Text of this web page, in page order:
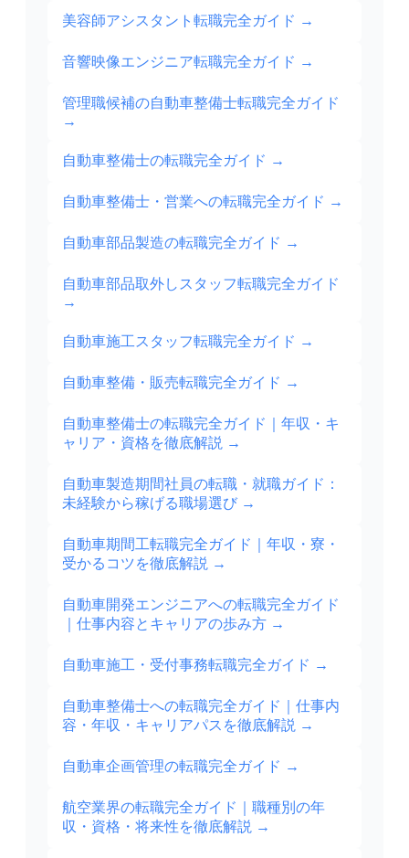
美容師アシスタント転職完全ガイド →
音響映像エンジニア転職完全ガイド →
管理職候補の自動車整備士転職完全ガイド
→
自動車整備士の転職完全ガイド →
自動車整備士・営業への転職完全ガイド →
自動車部品製造の転職完全ガイド →
自動車部品取外しスタッフ転職完全ガイド
→
自動車施工スタッフ転職完全ガイド →
自動車整備・販売転職完全ガイド →
自動車整備士の転職完全ガイド｜年収・キ
ャリア・資格を徹底解説 →
自動車製造期間社員の転職・就職ガイド：
未経験から稼げる職場選び →
自動車期間工転職完全ガイド｜年収・寮・
受かるコツを徹底解説 →
自動車開発エンジニアへの転職完全ガイド
｜仕事内容とキャリアの歩み方 →
自動車施工・受付事務転職完全ガイド →
自動車整備士への転職完全ガイド｜仕事内
容・年収・キャリアパスを徹底解説 →
自動車企画管理の転職完全ガイド →
航空業界の転職完全ガイド｜職種別の年
収・資格・将来性を徹底解説 →